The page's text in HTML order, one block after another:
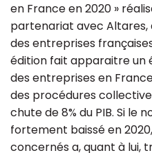
en France en 2020 »
partenariat avec Altares,
des entreprises
édition fait apparaitre un
des entreprises en
des procédures
chute de 8% du PIB. Si le
fortement baissé en
concernés a, quant à lui,